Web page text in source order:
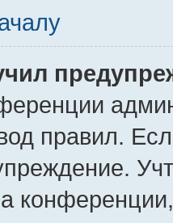
правил.